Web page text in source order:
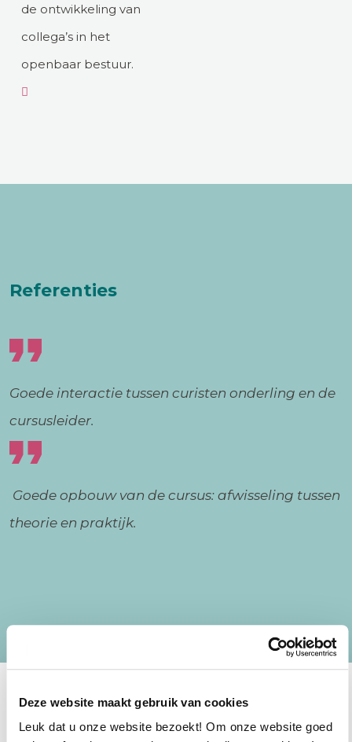
Deze website maakt gebruik van cookies
Leuk dat u onze website bezoekt! Om onze website goed
de ontwikkeling van
collega’s in het
openbaar bestuur.
Referenties
Goede interactie tussen curisten onderling en de
cursusleider.
Goede opbouw van de cursus: afwisseling tussen
theorie en praktijk.